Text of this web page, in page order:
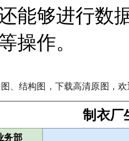
能够进行数
操作。